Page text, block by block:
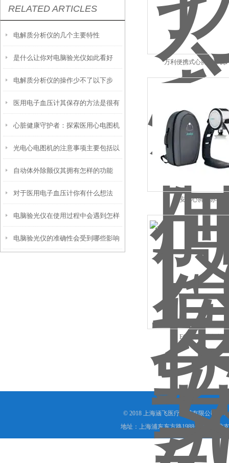
RELATED ARTICLES
电解质分析仪的几个主要特性
是什么让你对电脑验光仪如此看好
呢？
电解质分析仪的操作少不了以下步
骤！
医用电子血压计其保存的方法是很有
讲究的
心脏健康守护者：探索医用心电图机
的神奇原理
光电心电图机的注意事项主要包括以
下几个方面
自动体外除颤仪其拥有怎样的功能
呢？
对于医用电子血压计你有什么想法
呢？
电脑验光仪在使用过程中会遇到怎样
的问题呢？
电脑验光仪的准确性会受到哪些影响
万利便携式心肺复苏机
安保心肺复苏机E6
E6安保心肺复苏机
© 2018 上海涵飞医疗器械有限公司
地址：上海浦东东方路1988号905 技术